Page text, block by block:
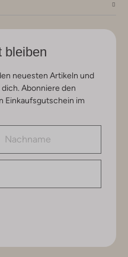
bleiben
neuesten Artikeln und
Abonniere den
Einkaufsgutschein im